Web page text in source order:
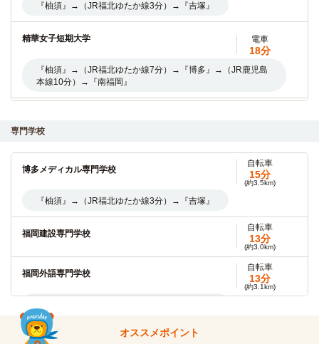
『柚須』→（JR福北ゆたか線3分）→『吉塚』
精華女子短期大学 電車
18分
『柚須』→（JR福北ゆたか線7分）→『博多』→（JR鹿児島
本線10分）→『南福岡』
七隈線7分）→『薬院』→（西鉄天神大牟田線2分）→『大
橋』
純真学園大学
29分
電車：『柚須』→（JR篠栗線6分）→『博多』→（福岡市営
七隈線7分）→『薬院』→（西鉄天神大牟田線2分）→『大
橋』
電車
『柚須』→（ＪＲ福北ゆたか線7分）→『博多』→（地下鉄空
港線16分）→『藤崎』
専門学校
博多メディカル専門学校
自転車
15分
(約3.5km)
『柚須』→（JR福北ゆたか線3分）→『吉塚』
福岡建設専門学校
自転車
13分
(約3.0km)
福岡外語専門学校
自転車
13分
(約3.1km)
福岡介護福祉専門学校 オススメポイント